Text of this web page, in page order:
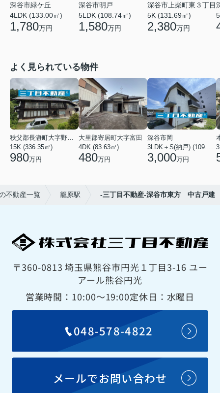
深谷市緑ケ丘
4LDK (133.00㎡)
1,780万円
深谷市明戸
5LDK (108.74㎡)
1,580万円
深谷市上柴町東３丁目
5K (131.69㎡)
2,380万円
よく見られている物件
15K (336.35㎡)
980万円
大里郡寄居町大字富田
4DK (83.63㎡)
480万円
深谷市岡
3,000万円
不動産一覧 籠原駅 -三丁目不動産-深谷市東方 中古戸建
〒360-0813 埼玉県熊谷市円光１丁目3-16 ユー
アール熊谷円光
営業時間：10:00〜19:00定休日：水曜日
048-578-4822
メールでお問い合わせ